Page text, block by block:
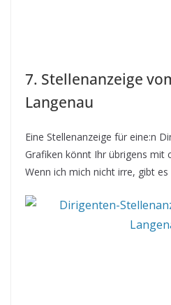
7. Stellenanzeige
Langenau
Eine Stellenanzeige für eine:n
Grafiken könnt Ihr übrigens mit
Wenn ich mich nicht irre, gibt